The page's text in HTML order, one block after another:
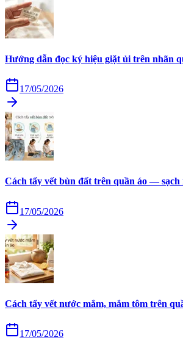
Hướng dẫn đọc ký hiệu giặt ủi trên nhãn
17/05/2026
Cách tẩy vết bùn đất trên quần áo — sạch
17/05/2026
Cách tẩy vết nước mắm, mắm tôm trên
17/05/2026